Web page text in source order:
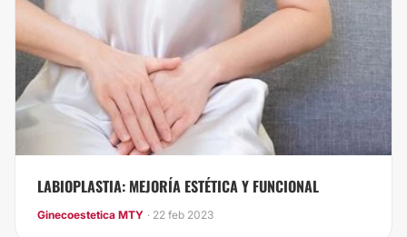
LABIOPLASTIA: MEJORÍA ESTÉTICA Y FUNCIONAL
Ginecoestetica MTY · 22 feb 2023